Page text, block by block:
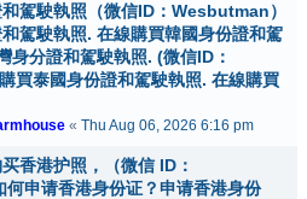
駕駛執照（微信ID：Wesbutman）
駕駛執照. 在線購買韓國身份證和駕
身分證和駕駛執照. (微信ID：
買泰國身份證和駕駛執照. 在線購買
« Thu Aug 06, 2026 6:16 pm
香港护照，（微信 ID：
申请香港身份证？申请香港身份